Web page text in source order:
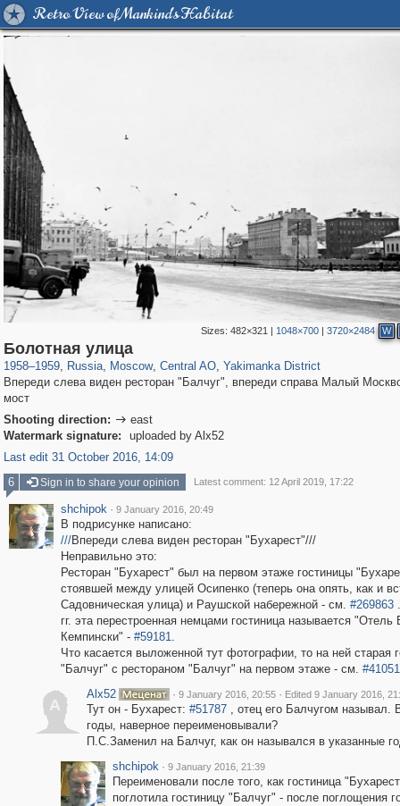
Retro View of Mankind's Habitat
Sizes:482×321 | 1048×700 |3720×2484 W
Болотная улица
1958–1959, Russia
1,406,257
, Moscow
319,779 8,286
, Central AO
159,978
, Yakimanka District
Впереди слева виден ресторан "Балчуг", впереди справа Малый
мост
Shooting direction:  east
Watermark signature:
uploaded by Alx52
Last edit 31 October 2016, 14:09
6
Sign in to share your opinion Latest comment: 12 April 2019, 17:22
shchipok · 9 January 2016, 20:49
В подрисунке написано:
///Впереди слева виден ресторан "Бухарест"///
Неправильно это:
Ресторан "Бухарест" был на первом этаже гостиницы
стоявшей между улицей Осипенко (теперь она опять, как и
Садовническая улица) и Раушской набережной - см. #269863.
гг. эта перестроенная немцами гостиница называется "Отель
Кемпински" - #59181.
Что касается выложенной тут фотографии, то на ней старая
"Балчуг" с рестораном "Балчуг" на первом этаже - см.
A
Alx52 · 9 January 2016, 20:55 · Edited 9 January 2016,
Тут он - Бухарест: #51787, отец его Балчугом называл.
годы, наверное переименовывали?
П.С.Заменил на Балчуг, как он назывался в указанные
shchipok · 9 January 2016, 21:39
Переименовали после того, как гостиница
поглотила гостиницу "Балчуг" - после поглощения